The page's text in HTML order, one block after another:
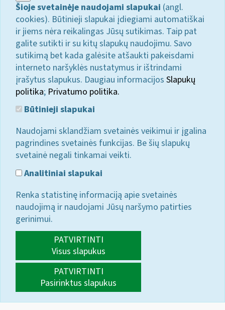
Šioje svetainėje naudojami slapukai (angl.
cookies). Būtinieji slapukai įdiegiami automatiškai
ir jiems nėra reikalingas Jūsų sutikimas. Taip pat
galite sutikti ir su kitų slapukų naudojimu. Savo
sutikimą bet kada galėsite atšaukti pakeisdami
interneto naršyklės nustatymus ir ištrindami
įrašytus slapukus. Daugiau informacijos Slapukų
politika; Privatumo politika.
Būtinieji slapukai
Naudojami sklandžiam svetainės veikimui ir įgalina
pagrindines svetainės funkcijas. Be šių slapukų
svetainė negali tinkamai veikti.
Analitiniai slapukai
Renka statistinę informaciją apie svetainės
naudojimą ir naudojami Jūsų naršymo patirties
gerinimui.
PATVIRTINTI
Visus slapukus
PATVIRTINTI
Pasirinktus slapukus